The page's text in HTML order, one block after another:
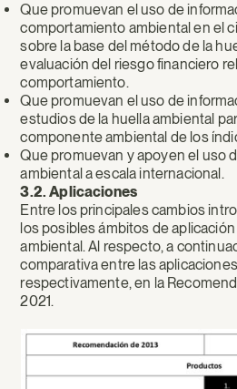
Que promuevan el uso de
comportamiento ambiental en el
sobre la base del método de la
evaluación del riesgo financiero
comportamiento.
Que promuevan el uso de
estudios de la huella ambiental
componente ambiental de los
Que promuevan y apoyen el uso
ambiental a escala internacional.
3.2. Aplicaciones
Entre los principales cambios
los posibles ámbitos de
ambiental. Al respecto, a
comparativa entre las
respectivamente, en la
2021.